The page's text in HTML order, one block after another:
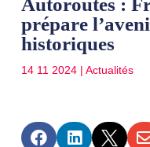
Autoroutes :
prépare
historiques
14 11 2024| Actualités
  